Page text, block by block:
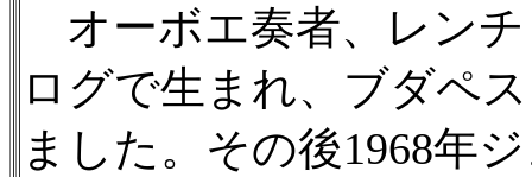
オーボエ奏者、レンチ
ログで生まれ、ブダペ
ました。その後1968年